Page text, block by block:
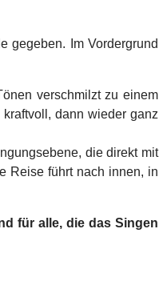
gegeben. Im Vordergrund
verschmilzt zu einem
dann wieder ganz
die direkt mit
Reise führt nach innen, in
für alle, die das Singen